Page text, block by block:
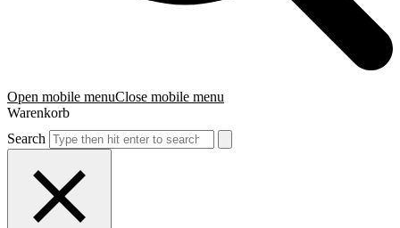
Open mobile menuClose mobile menu
Warenkorb
Search